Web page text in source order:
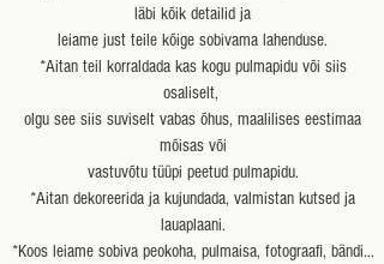
läbi kõik detailid ja
leiame just teile kõige sobivama lahenduse.
*Aitan teil korraldada kas kogu pulmapidu või siis
osaliselt,
olgu see siis suviselt vabas õhus, maalilises eestimaa
mõisas või
vastuvõtu tüüpi peetud pulmapidu.
*Aitan dekoreerida ja kujundada, valmistan kutsed ja
lauaplaani.
*Koos leiame sobiva peokoha, pulmaisa, fotograafi, bändi...